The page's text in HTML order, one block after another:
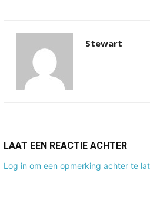
Stewart
LAAT EEN REACTIE ACHTER
Log in om een opmerking achter te